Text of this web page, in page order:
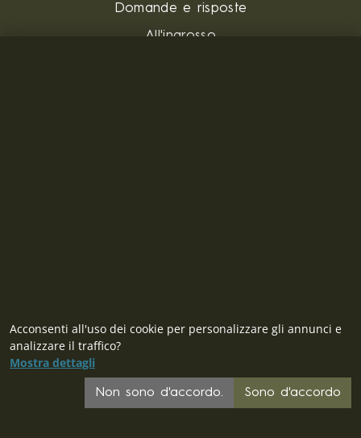
Acconsenti all'uso dei cookie per personalizzare gli annunci e
analizzare il traffico?
Mostra dettagli
Non sono d'accordo. Sono d'accordo
Domande e risposte
All'ingrosso